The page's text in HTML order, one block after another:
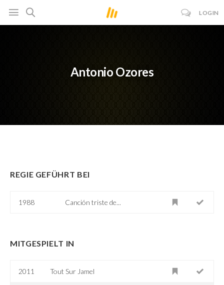
LOGIN
Antonio Ozores
REGIE GEFÜHRT BEI
1988 Canción triste de...
MITGESPIELT IN
2011 Tout Sur Jamel